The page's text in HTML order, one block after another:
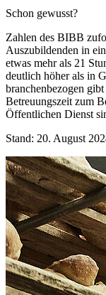
Schon gewusst?
Zahlen des BIBB
Auszubildenden in
etwas mehr als 21
deutlich höher als in
branchenbezogen
Betreuungszeit zum
Öffentlichen Dienst
Stand: 20. August